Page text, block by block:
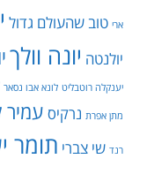
ארי טוב שהעולם גדול
יולנטה יונה וולך
יענקלה רוטבליט לונא אבו נסאר
מתן אפרת נרקיס עמיר
רנד שי צברי תומר